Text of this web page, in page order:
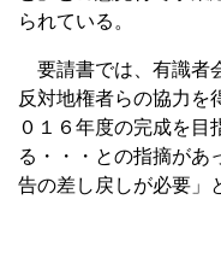
られている。
要請書では、有識者
反対地権者らの協力
０１６年度の完成を目
る・・・との指摘があ
告の差し戻しが必要」